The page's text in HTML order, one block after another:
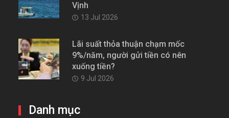
Vịnh
13 Jul 2026
Lãi suất thỏa thuận chạm mốc
9%/năm, người gửi tiền có nên
xuống tiền?
9 Jul 2026
Danh mục